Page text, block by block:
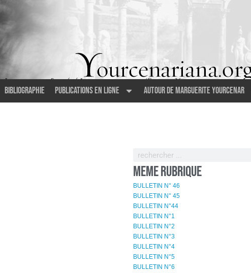
Bibliographie Publications en ligne Autour de Marguerite Yourcenar
MEME RUBRIQUE
BULLETIN N° 46
BULLETIN N° 45
BULLETIN N°44
BULLETIN N°1
BULLETIN N°2
BULLETIN N°3
BULLETIN N°4
BULLETIN N°5
BULLETIN N°6